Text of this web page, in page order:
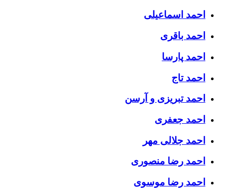
احمد اسماعیلی
احمد باقری
احمد پارسا
احمد تاج
احمد تبریزی و آرسن
احمد جعفری
احمد جلالی مهر
احمد رضا منصوری
احمد رضا موسوی